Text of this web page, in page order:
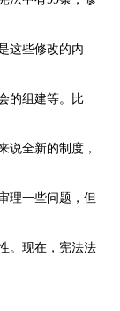
这些修改的内
的组建等。比
说全新的制度，
理一些问题，但
。现在，宪法法